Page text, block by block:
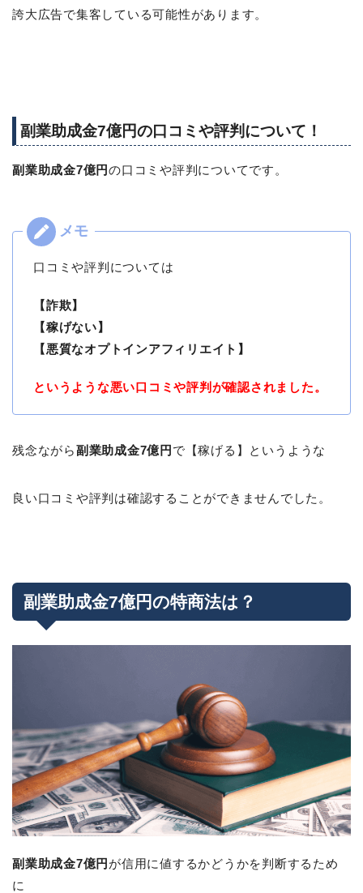
誇大広告で集客している可能性があります。
副業助成金7億円の口コミや評判について！
副業助成金7億円の口コミや評判についてです。
口コミや評判については
【詐欺】
【稼げない】
【悪質なオプトインアフィリエイト】
というような悪い口コミや評判が確認されました。
残念ながら副業助成金7億円 で【稼げる】というような
良い口コミや評判は確認することができませんでした。
副業助成金7億円の特商法は？
副業助成金7億円 が信用に値するかどうかを判断するため
に